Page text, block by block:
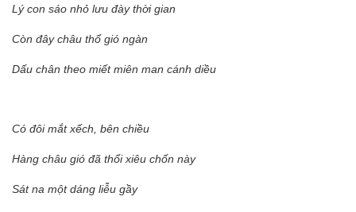
Lý con sáo nhỏ lưu đày thời gian
Còn đây châu thổ gió ngàn
Dấu chân theo miết miên man cánh diều
Có đôi mắt xếch, bên chiều
Hàng châu gió đã thổi xiêu chốn này
Sát na một dáng liễu gầy